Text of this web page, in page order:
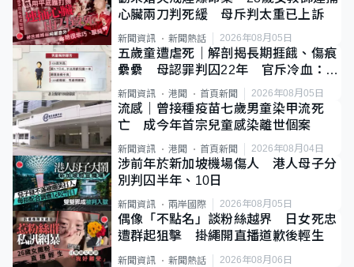
心臟兩刀判死緩 母斥判太重已上訴
新聞資訊 新聞熱話 2026年08月05日
五歲童遭虐死｜解剖揭長期捱餓、傷痕
纍纍 母認罪判囚22年 官斥冷血：同
類案最惡劣
新聞資訊 港聞 首頁新聞 2026年08月05日
流感｜曾接種疫苗七歲男童染甲流死
亡 成今年首宗兒童感染離世個案
新聞資訊 港聞 首頁新聞 2026年08月04日
涉前年於新加坡機場傷人 港人母子分
別判囚半年、10日
新聞資訊 兩岸國際 2026年08月05日
偶像「不點名」談粉絲越界 日女死忠
遭群起狙擊 掛繩開直播道歉後輕生
新聞資訊 新聞熱話 2026年08月06日